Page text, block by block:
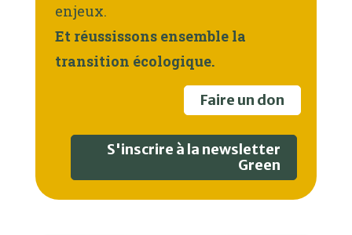
enjeux.
Et réussissons ensemble la
transition écologique.
Faire un don
S'inscrire à la newsletter
Green